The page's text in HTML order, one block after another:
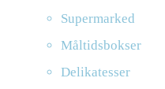
Supermarked
Måltidsbokser
Delikatesser